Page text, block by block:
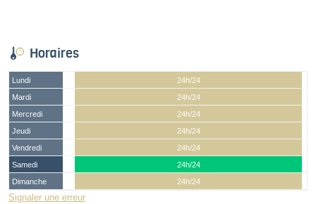
Horaires
Lundi
24h/24
Mardi
24h/24
Mercredi
24h/24
Jeudi
24h/24
Vendredi
24h/24
Samedi
24h/24
Dimanche
24h/24
Signaler une erreur